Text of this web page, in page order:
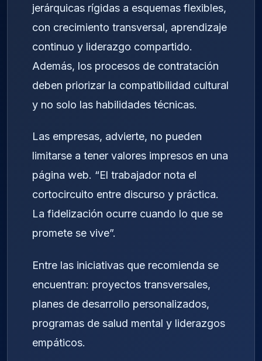
jerárquicas rígidas a esquemas flexibles,
con crecimiento transversal, aprendizaje
continuo y liderazgo compartido.
Además, los procesos de contratación
deben priorizar la compatibilidad cultural
y no solo las habilidades técnicas.
Las empresas, advierte, no pueden
limitarse a tener valores impresos en una
página web. “El trabajador nota el
cortocircuito entre discurso y práctica.
La fidelización ocurre cuando lo que se
promete se vive”.
Entre las iniciativas que recomienda se
encuentran: proyectos transversales,
planes de desarrollo personalizados,
programas de salud mental y liderazgos
empáticos.